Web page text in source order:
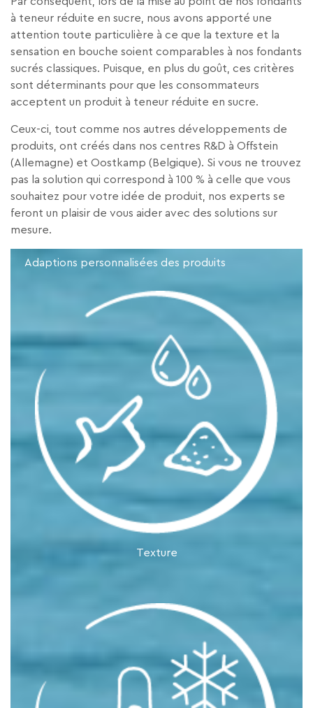
à teneur réduite en sucre, nous avons apporté une
attention toute particulière à ce que la texture et la
sensation en bouche soient comparables à nos fondants
sucrés classiques. Puisque, en plus du goût, ces critères
sont déterminants pour que les consommateurs
acceptent un produit à teneur réduite en sucre.
Ceux-ci, tout comme nos autres développements de
produits, ont créés dans nos centres R&D à Offstein
(Allemagne) et Oostkamp (Belgique). Si vous ne trouvez
pas la solution qui correspond à 100 % à celle que vous
souhaitez pour votre idée de produit, nos experts se
feront un plaisir de vous aider avec des solutions sur
mesure.
Adaptions personnalisées des produits
Texture